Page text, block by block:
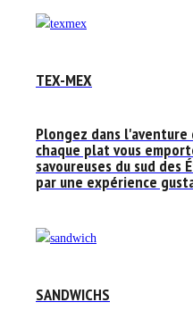
TEX-MEX
Plongez dans l'aventure
chaque plat vous
savoureuses du sud des
par une expérience
SANDWICHS